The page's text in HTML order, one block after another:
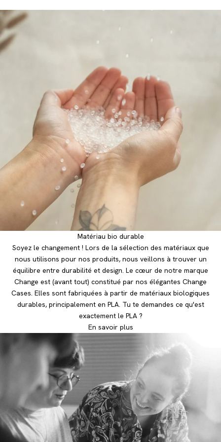
Matériau bio durable
Soyez le changement ! Lors de la sélection des matériaux que
nous utilisons pour nos produits, nous veillons à trouver un
équilibre entre durabilité et design. Le cœur de notre marque
Change est (avant tout) constitué par nos élégantes Change
Cases. Elles sont fabriquées à partir de matériaux biologiques
durables, principalement en PLA. Tu te demandes ce qu'est
exactement le PLA ?
En savoir plus